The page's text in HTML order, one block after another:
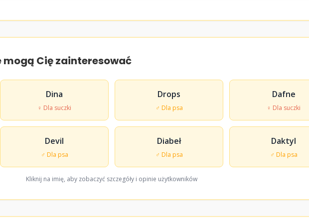
Cię zainteresować
Dina
♀ Dla suczki
Drops
♂ Dla psa
Dafne
♀ Dla suczki
Devil
♂ Dla psa
Diabeł
♂ Dla psa
Daktyl
♂ Dla psa
Kliknij na imię, aby zobaczyć szczegóły i opinie użytkowników